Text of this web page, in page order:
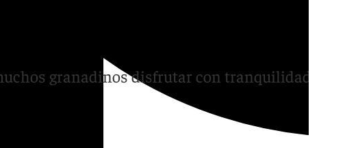
granadinos disfrutar con tranquilidad y en